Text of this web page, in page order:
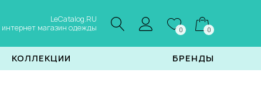
LeCatalog.RU
интернет магазин одежды
0 0
КОЛЛЕКЦИИ БРЕНДЫ